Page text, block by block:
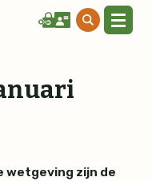
wetgeving zijn de